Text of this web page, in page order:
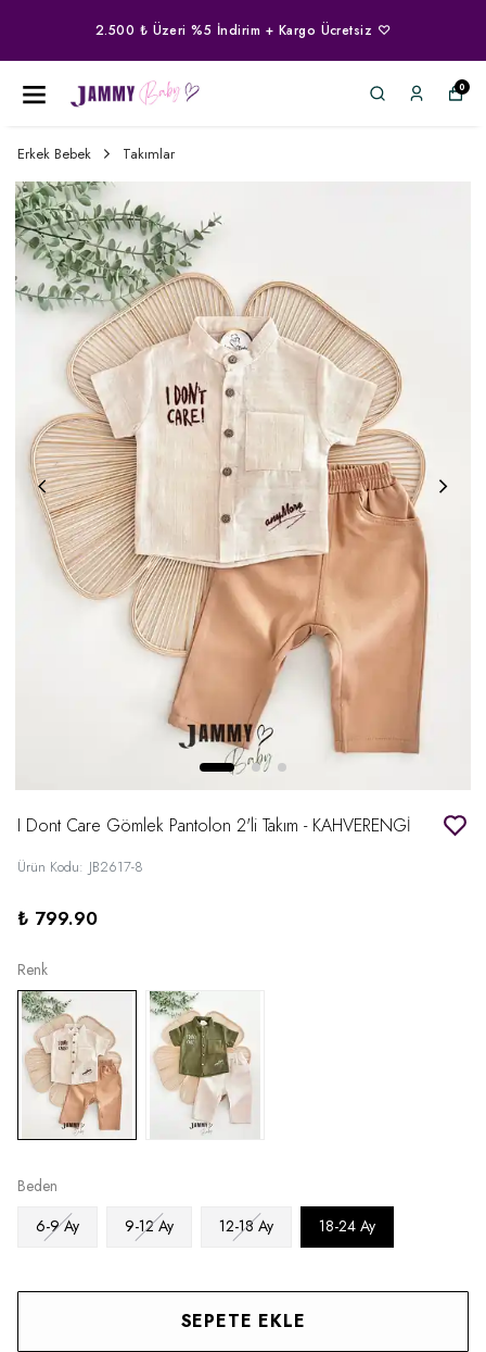
2.500 ₺ Üzeri %5 İndirim + Kargo Ücretsiz ♡
0
Erkek Bebek Takımlar
I Dont Care Gömlek Pantolon 2'li Takım - KAHVERENGİ
Ürün Kodu: JB2617-8
₺ 799.90
Renk
Beden
6-9 Ay
9-12 Ay 12-18 Ay 18-24 Ay
SEPETE EKLE